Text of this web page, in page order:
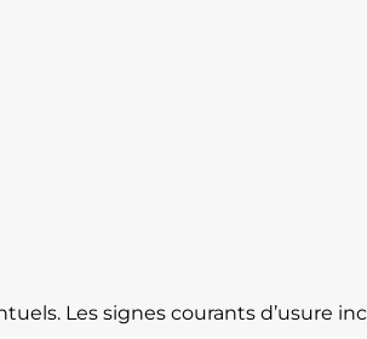
Les signes courants d’usure